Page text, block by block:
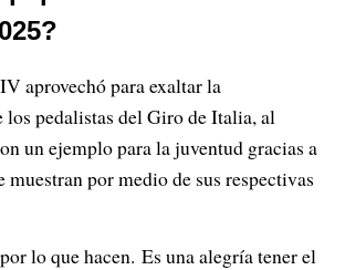
aprovechó para exaltar la
pedalistas del Giro de Italia, al
un ejemplo para la juventud gracias a
por medio de sus respectivas
lo que hacen. Es una alegría tener el